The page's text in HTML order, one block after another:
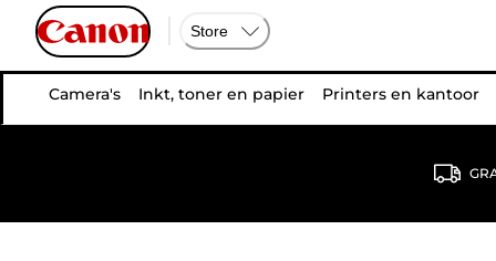
Store
Camera's Inkt, toner en papier Printers en kantoor